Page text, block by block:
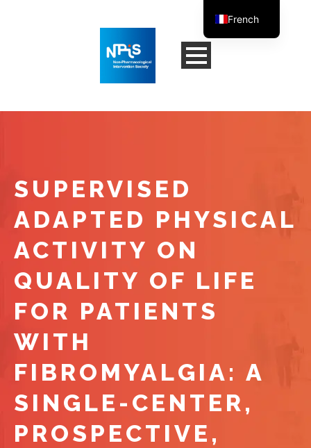
SUPERVISED
ADAPTED PHYSICAL
ACTIVITY ON
QUALITY OF LIFE
FOR PATIENTS
WITH
FIBROMYALGIA: A
SINGLE-CENTER,
PROSPECTIVE,
French
English